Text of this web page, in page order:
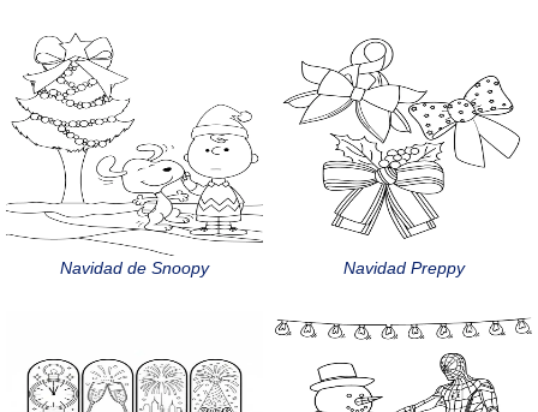
Navidad de Snoopy Navidad Preppy